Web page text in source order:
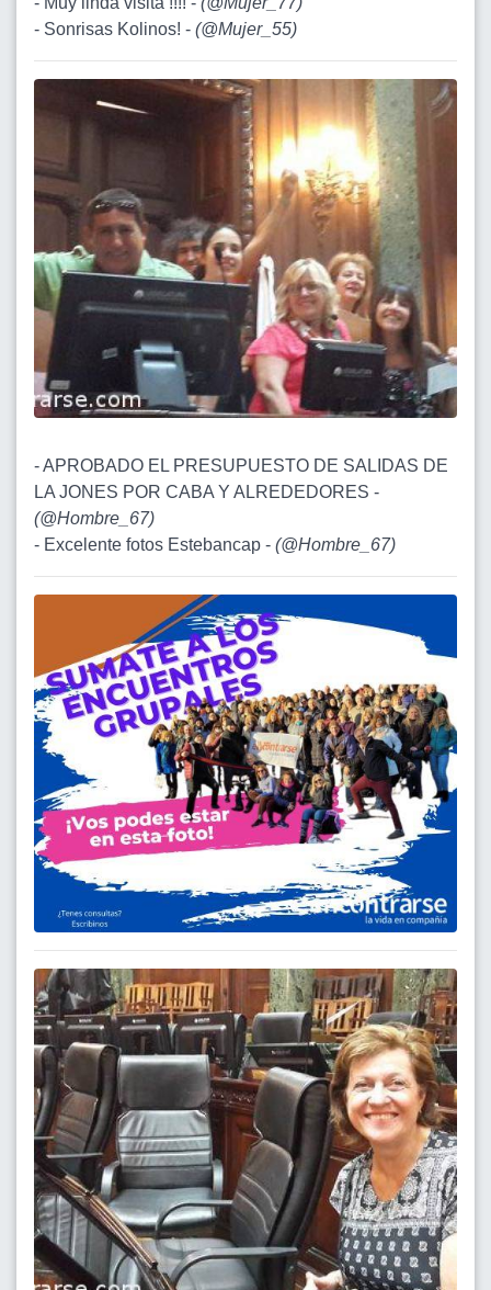
- Sonrisas Kolinos! - (@Mujer_55)
- APROBADO EL PRESUPUESTO DE SALIDAS DE
LA JONES POR CABA Y ALREDEDORES -
(@Hombre_67)
- Excelente fotos Estebancap - (@Hombre_67)